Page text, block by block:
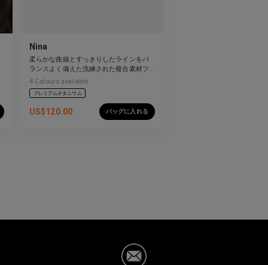
Nina
柔らかな曲線とすっきりしたラインをバ
ランスよく備えた洗練された複合素材フ
レーム。
4 Colours available
プレミアムチタニウム
US$120.00 バッグに入れる